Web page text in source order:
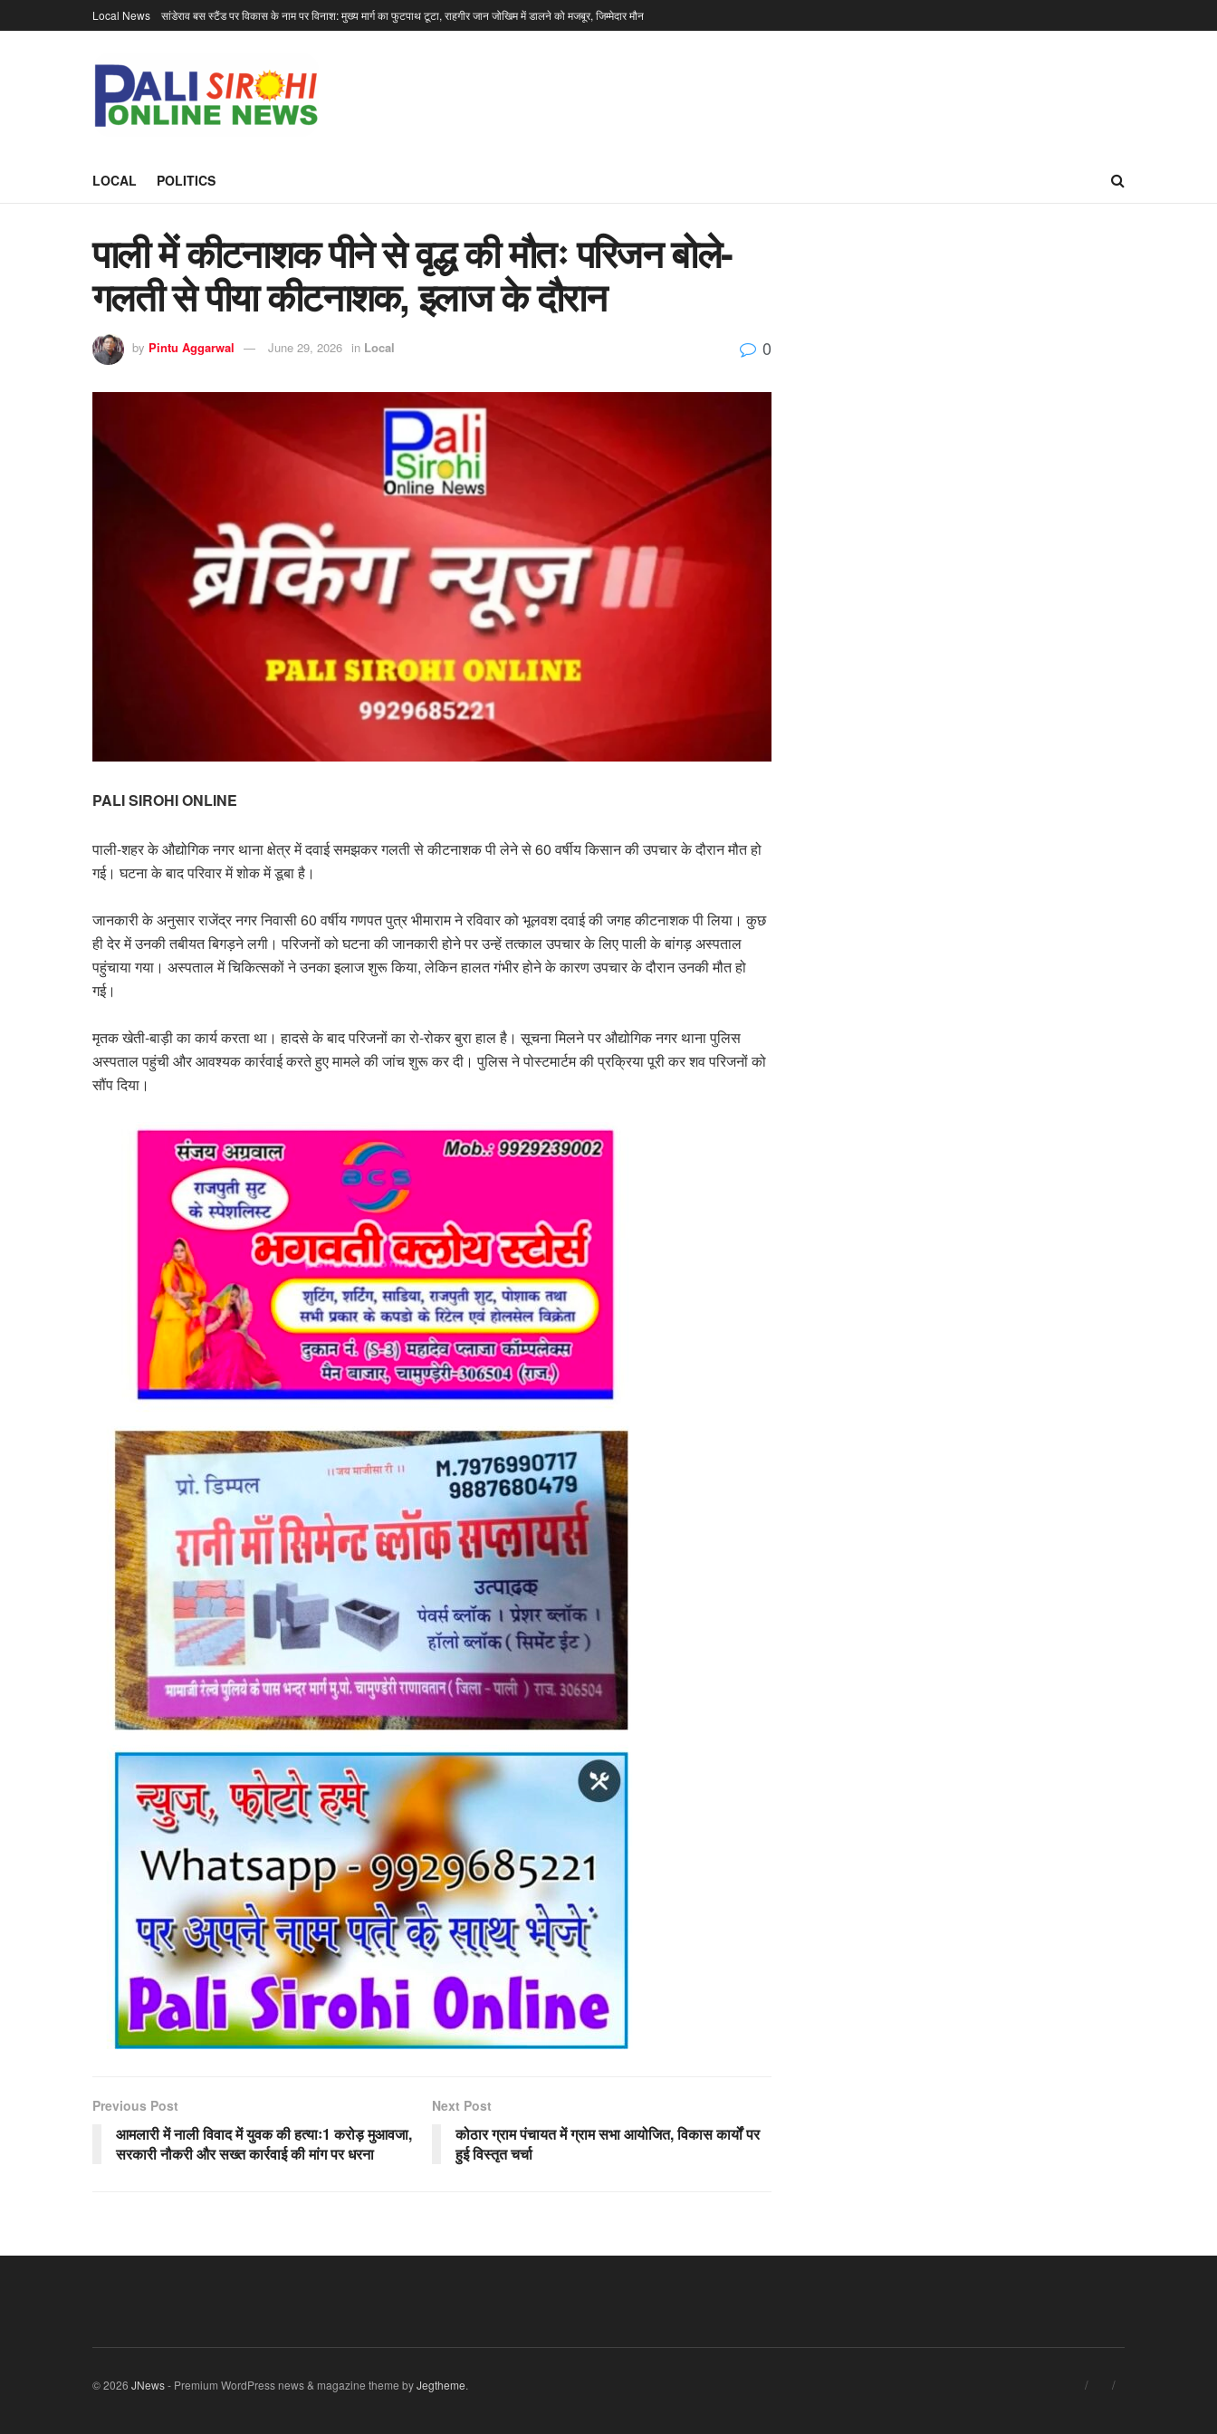
Local News सांडेराव बस स्टैंड पर विकास के नाम पर विनाश: मुख्य मार्ग का फुटपाथ टूटा, राहगीर जान जोखिम में डालने को मजबूर, जिम्मेदार मौन
LOCAL POLITICS
पाली में कीटनाशक पीने से वृद्ध की मौतः परिजन बोले-
गलती से पीया कीटनाशक, इलाज के दौरान
by Pintu Aggarwal June 29, 2026 in Local 0
PALI SIROHI ONLINE
पाली-शहर के औद्योगिक नगर थाना क्षेत्र में दवाई समझकर गलती से कीटनाशक पी लेने से 60 वर्षीय किसान की उपचार के दौरान मौत हो
गई। घटना के बाद परिवार में शोक में डूबा है।
जानकारी के अनुसार राजेंद्र नगर निवासी 60 वर्षीय गणपत पुत्र भीमाराम ने रविवार को भूलवश दवाई की जगह कीटनाशक पी लिया। कुछ
ही देर में उनकी तबीयत बिगड़ने लगी। परिजनों को घटना की जानकारी होने पर उन्हें तत्काल उपचार के लिए पाली के बांगड़ अस्पताल
पहुंचाया गया। अस्पताल में चिकित्सकों ने उनका इलाज शुरू किया, लेकिन हालत गंभीर होने के कारण उपचार के दौरान उनकी मौत हो
गई।
मृतक खेती-बाड़ी का कार्य करता था। हादसे के बाद परिजनों का रो-रोकर बुरा हाल है। सूचना मिलने पर औद्योगिक नगर थाना पुलिस
अस्पताल पहुंची और आवश्यक कार्रवाई करते हुए मामले की जांच शुरू कर दी। पुलिस ने पोस्टमार्टम की प्रक्रिया पूरी कर शव परिजनों को
सौंप दिया।
Previous Post
आमलारी में नाली विवाद में युवक की हत्याः1 करोड़ मुआवजा,
सरकारी नौकरी और सख्त कार्रवाई की मांग पर धरना
Next Post
कोठार ग्राम पंचायत में ग्राम सभा आयोजित, विकास कार्यों पर
हुई विस्तृत चर्चा
© 2026 JNews- Premium WordPress news & magazine theme byJegtheme.